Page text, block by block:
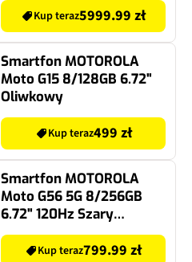
Kup teraz5999.99 zł
Smartfon MOTOROLA
Moto G15 8/128GB 6.72"
Oliwkowy
Kup teraz499 zł
Smartfon MOTOROLA
Moto G56 5G 8/256GB
6.72" 120Hz Szary
PB7Y0026PL
Kup teraz799.99 zł